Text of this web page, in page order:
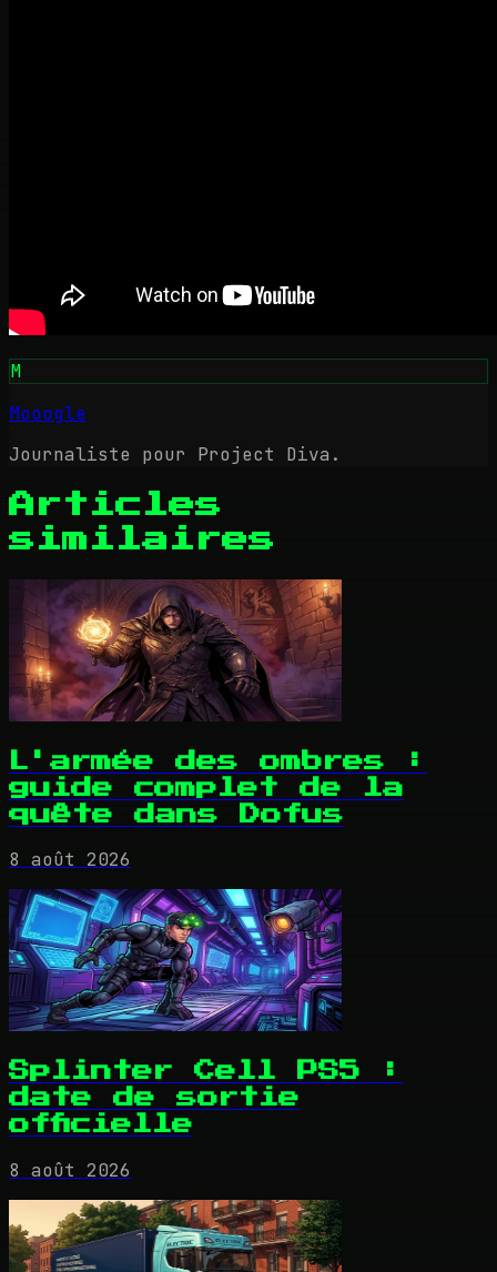
M
Mooogle
Journaliste pour Project Diva.
Articles
similaires
L'armée des ombres :
guide complet de la
quête dans Dofus
8 août 2026
Splinter Cell PS5 :
date de sortie
officielle
8 août 2026